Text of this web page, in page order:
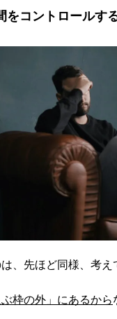
をコントロールす
、先ほど同様、考え
ぶ枠の外」にあるから